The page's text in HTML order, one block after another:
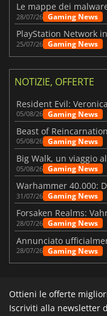
28/07/26 Gaming News
25/07/26 Gaming News
NOTIZIE, OFFERTE
05/08/26 Gaming News
05/08/26 Gaming News
Big Walk, un viaggio
05/08/26 Gaming News
31/07/26 Gaming News
28/07/26 Gaming News
28/07/26 Gaming News
Ottieni le offerte
Iscriviti alla newsletter